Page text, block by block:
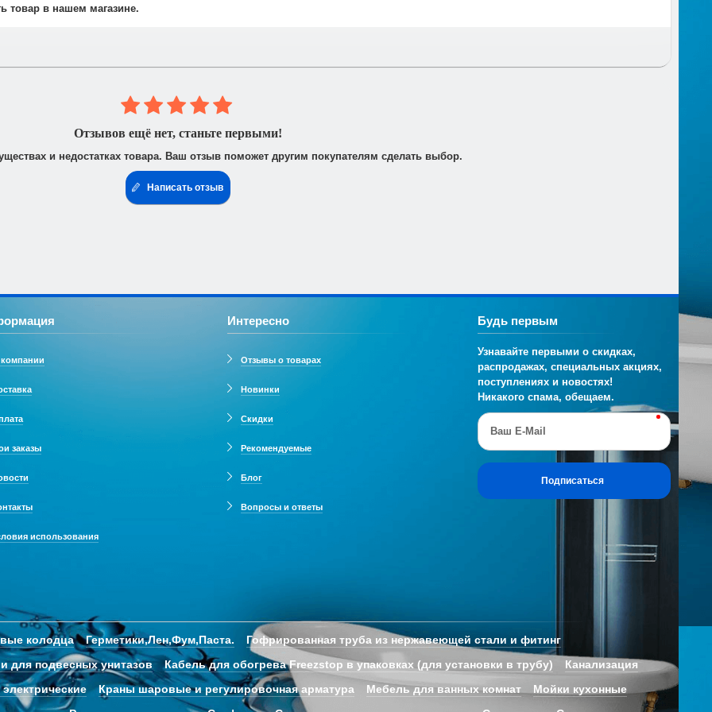
осуществляется.
товар в нашем магазине.
лицами. После получения заказа Вам высылается счёт по электронной почте для его оплаты в банке в
доверенность от фирмы-плательщика.
Отзывов ещё нет, станьте первыми!
и недостатках товара. Ваш отзыв поможет другим покупателям сделать выбор.
Написать отзыв
заказы
использования
Интересно
Отзывы о товарах
Новинки
Скидки
Рекомендуемые
Блог
Вопросы и ответы
Будь первым
Узнавайте первыми о скидках,
распродажах, специальных акциях,
поступлениях и новостях!
Никакого спама, обещаем.
Ваш E-Mail
Подписаться
колодца Герметики,Лен,Фум,Паста.
Гофрированная труба из нержавеющей стали и фитинг
для подвесных унитазов Кабель для обогрева Freezstop в упаковках (для установки в трубу)
Канализация
Краны шаровые и регулировочная арматура Мебель для ванных комнат
Мойки кухонные